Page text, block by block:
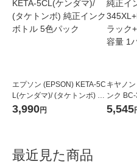
エプソン (EPSON) KETA-5C
L(ケンダマ)/ (タケトンボ) 純
正インクボトル 5色パック
3,990円
キヤノ
ンク
（ブラッ
5,545
最近見た商品